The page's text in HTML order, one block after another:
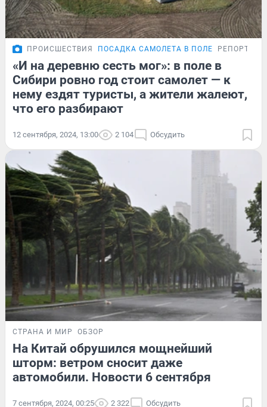
ПРОИСШЕСТВИЯ ПОСАДКА САМОЛЕТА В ПОЛЕ РЕПОРТАЖ
«И на деревню сесть мог»: в поле в
Сибири ровно год стоит самолет — к
нему ездят туристы, а жители жалеют,
что его разбирают
12 сентября, 2024, 13:00 2 104 Обсудить
СТРАНА И МИР ОБЗОР
На Китай обрушился мощнейший
шторм: ветром сносит даже
автомобили. Новости 6 сентября
7 сентября, 2024, 00:25 2 322 Обсудить